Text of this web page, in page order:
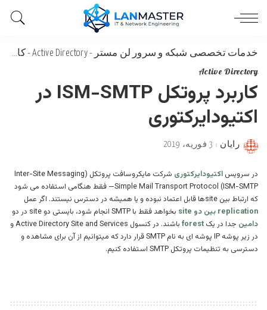
خدمات تخصصی شبکه و سرور لن مستر -
Active Directory
- کاربرد پروتکل ISM-SMTP در اکتیودایرکتوری
Active Directory
کاربرد پروتکل ISM-SMTP در
اکتیودایرکتوری
Posted
رایان 3 فوریه، 2019
در سرویس اکتیودایرکتوری
شرکت مایکروسافت پروتکل (Inter-Site Messaging
—Simple Mail Transport Protocol (ISM-SMTP فقط هنگامی استفاده می شود
که ارتباط بین siteها قابل اعتماد نبوده و یا همیشه در دسترس نیستند. اگر عمل
replication بین دو site
بخواهد فقط با SMTP انجام شود، بایستی دو site در دو
دامین جدا در یک forest
باشند. در کنسول Active Directory Site and Services و
در زیر پوشه IP پوشه ای به نام SMTP قرار دارد که میتوانیم از آن برای مشاهده و
دسترسی به تنظیمات پروتکل SMTP استفاده کنیم.